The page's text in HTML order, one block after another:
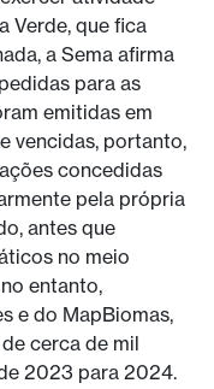
Verde, que fica
a Sema afirma
para as
emitidas em
vencidas, portanto,
concedidas
pela própria
antes que
no meio
entanto,
e do MapBiomas,
cerca de mil
2023 para 2024.